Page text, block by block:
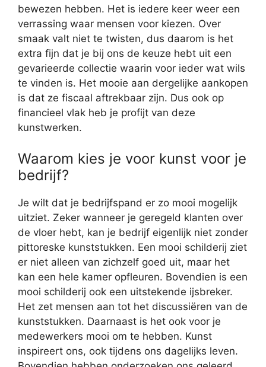
bewezen hebben. Het is iedere keer weer een
verrassing waar mensen voor kiezen. Over
smaak valt niet te twisten, dus daarom is het
extra fijn dat je bij ons de keuze hebt uit een
gevarieerde collectie waarin voor ieder wat wils
te vinden is. Het mooie aan dergelijke aankopen
is dat ze fiscaal aftrekbaar zijn. Dus ook op
financieel vlak heb je profijt van deze
kunstwerken.
Waarom kies je voor kunst voor je
bedrijf?
Je wilt dat je bedrijfspand er zo mooi mogelijk
uitziet. Zeker wanneer je geregeld klanten over
de vloer hebt, kan je bedrijf eigenlijk niet zonder
pittoreske kunststukken. Een mooi schilderij ziet
er niet alleen van zichzelf goed uit, maar het
kan een hele kamer opfleuren. Bovendien is een
mooi schilderij ook een uitstekende ijsbreker.
Het zet mensen aan tot het discussiëren van de
kunststukken. Daarnaast is het ook voor je
medewerkers mooi om te hebben. Kunst
inspireert ons, ook tijdens ons dagelijks leven.